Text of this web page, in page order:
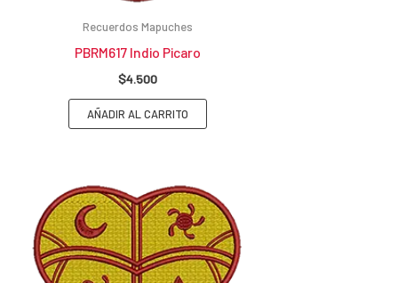
Recuerdos Mapuches
PBRM617 Indio Picaro
$4.500
AÑADIR AL CARRITO